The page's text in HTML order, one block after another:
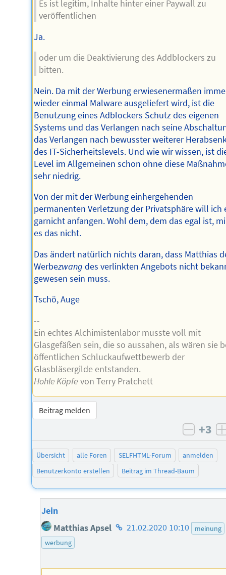
Es ist legitim, Inhalte hinter einer Paywall zu
veröffentlichen
Ja.
oder um die Deaktivierung des Addblockers zu
bitten.
Nein. Da mit der Werbung erwiesenermaßen
wieder einmal Malware ausgeliefert wird, ist die
Benutzung eines Adblockers Schutz des eigenen
Systems und das Verlangen nach seine
das Verlangen nach bewusster weiterer
des IT-Sicherheitslevels. Und wie wir wissen, ist
Level im Allgemeinen schon ohne diese
sehr niedrig.
Von der mit der Werbung einhergehenden
permanenten Verletzung der Privatsphäre will ich
garnicht anfangen. Wohl dem, dem das egal ist,
es das nicht.
Das ändert natürlich nichts daran, dass Matthias
Werbezwang des verlinkten Angebots nicht
gewesen sein muss.
Tschö, Auge
--
Ein echtes Alchimistenlabor musste voll mit
Glasgefäßen sein, die so aussahen, als wären sie
öffentlichen Schluckaufwettbewerb der
Glasbläsergilde entstanden.
Hohle Köpfe von Terry Pratchett
Beitrag melden
+3
Übersicht alle Foren SELFHTML-Forum
anmelden
Benutzerkonto erstellen
Beitrag im Thread-Baum
Jein
Matthias Apsel Homepage
21.02.2020 10:10
meinung
werbung